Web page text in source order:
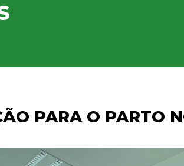
PARA O PARTO